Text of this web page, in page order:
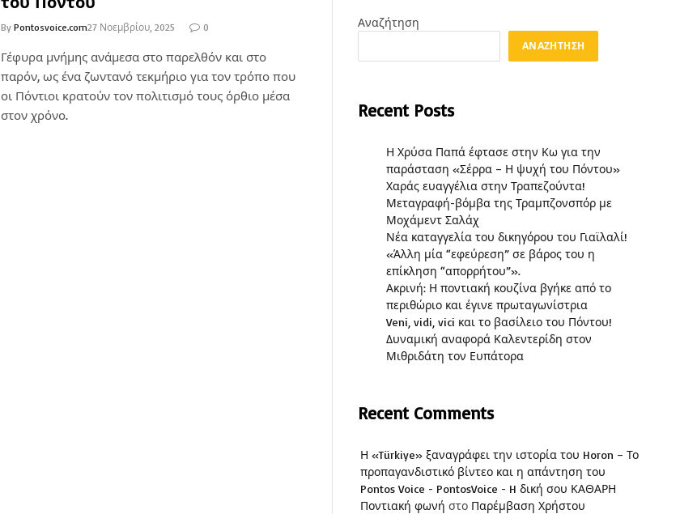
By Pontosvoice.com27 Νοεμβρίου, 2025 0
Γέφυρα μνήμης ανάμεσα στο παρελθόν και στο
παρόν, ως ένα ζωντανό τεκμήριο για τον τρόπο που
οι Πόντιοι κρατούν τον πολιτισμό τους όρθιο μέσα
στον χρόνο.
Αναζήτηση
ΑΝΑΖΉΤΗΣΗ
Recent Posts
Η Χρύσα Παπά έφτασε στην Κω για την
παράσταση «Σέρρα – Η ψυχή του Πόντου»
Χαράς ευαγγέλια στην Τραπεζούντα!
Μεταγραφή-βόμβα της Τραμπζονσπόρ με
Μοχάμεντ Σαλάχ
Νέα καταγγελία του δικηγόρου του Γιαϊλαλί!
«Άλλη μία “εφεύρεση” σε βάρος του η
επίκληση “απορρήτου”».
Ακρινή: Η ποντιακή κουζίνα βγήκε από το
περιθώριο και έγινε πρωταγωνίστρια
Veni, vidi, vici και το βασίλειο του Πόντου!
Δυναμική αναφορά Καλεντερίδη στον
Μιθριδάτη τον Ευπάτορα
Recent Comments
Η «Türkiye» ξαναγράφει την ιστορία του Horon – Το
προπαγανδιστικό βίντεο και η απάντηση του
Pontos Voice - PontosVoice - H δική σου ΚΑΘΑΡΗ
Ποντιακή φωνή στο Παρέμβαση Χρήστου